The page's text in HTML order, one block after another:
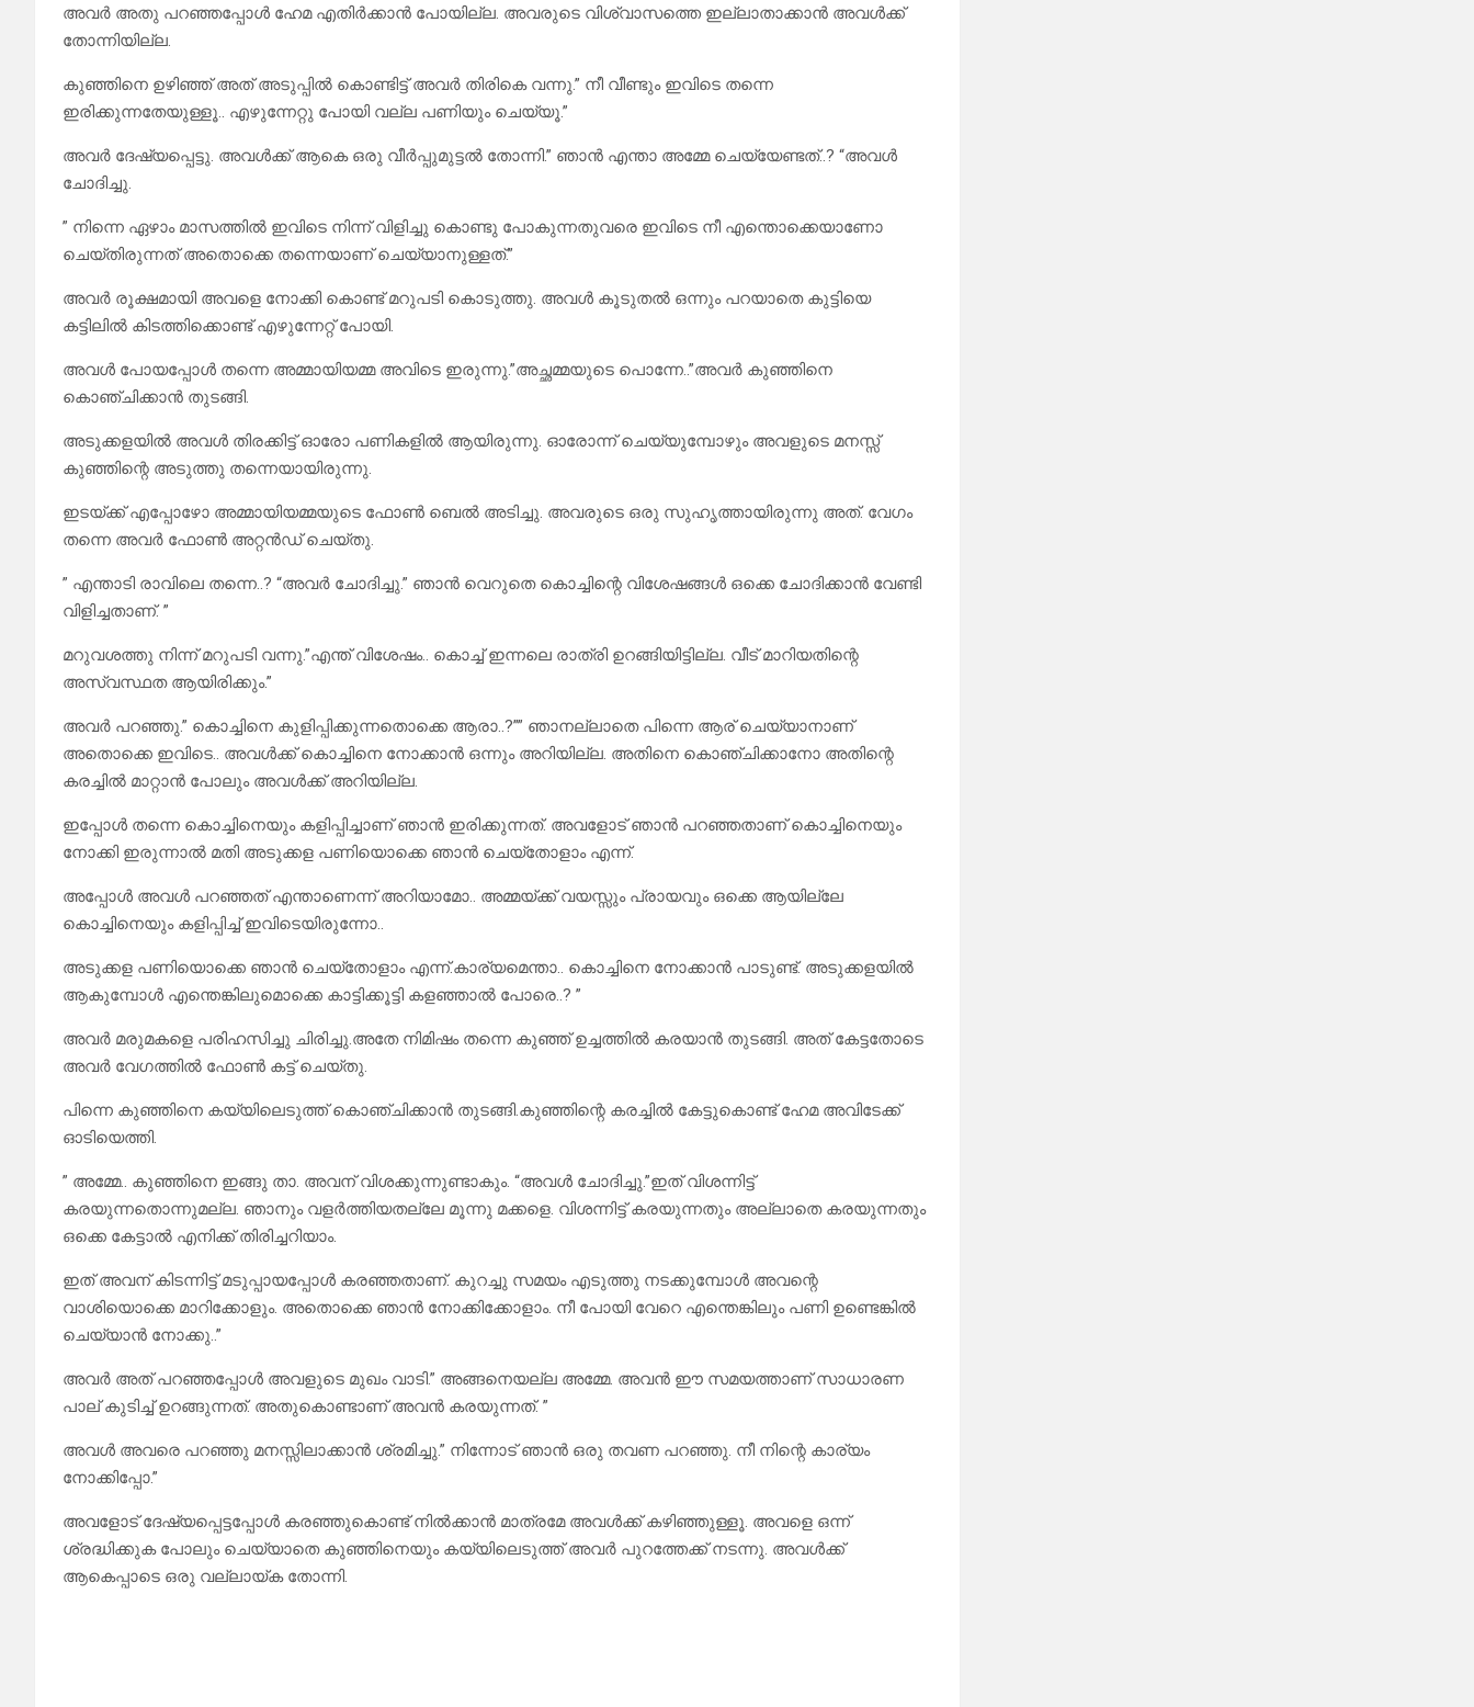
അവർ അതു പറഞ്ഞപ്പോൾ ഹേമ എതിർക്കാൻ പോയില്ല. അവരുടെ വിശ്വാസത്തെ ഇല്ലാതാക്കാൻ അവൾക്ക്
തോന്നിയില്ല.
കുഞ്ഞിനെ ഉഴിഞ്ഞ് അത് അടുപ്പിൽ കൊണ്ടിട്ട് അവർ തിരികെ വന്നു.” നീ വീണ്ടും ഇവിടെ തന്നെ
ഇരിക്കുന്നതേയുള്ളൂ.. എഴുന്നേറ്റു പോയി വല്ല പണിയും ചെയ്യൂ.”
അവർ ദേഷ്യപ്പെട്ടു. അവൾക്ക് ആകെ ഒരു വീർപ്പുമുട്ടൽ തോന്നി.” ഞാൻ എന്താ അമ്മേ ചെയ്യേണ്ടത്..? “അവൾ
ചോദിച്ചു.
” നിന്നെ ഏഴാം മാസത്തിൽ ഇവിടെ നിന്ന് വിളിച്ചു കൊണ്ടു പോകുന്നതുവരെ ഇവിടെ നീ എന്തൊക്കെയാണോ
ചെയ്തിരുന്നത് അതൊക്കെ തന്നെയാണ് ചെയ്യാനുള്ളത്.”
അവർ രൂക്ഷമായി അവളെ നോക്കി കൊണ്ട് മറുപടി കൊടുത്തു. അവൾ കൂടുതൽ ഒന്നും പറയാതെ കുട്ടിയെ
കട്ടിലിൽ കിടത്തിക്കൊണ്ട് എഴുന്നേറ്റ് പോയി.
അവൾ പോയപ്പോൾ തന്നെ അമ്മായിയമ്മ അവിടെ ഇരുന്നു.”അച്ഛമ്മയുടെ പൊന്നേ..”അവർ കുഞ്ഞിനെ
കൊഞ്ചിക്കാൻ തുടങ്ങി.
അടുക്കളയിൽ അവൾ തിരക്കിട്ട് ഓരോ പണികളിൽ ആയിരുന്നു. ഓരോന്ന് ചെയ്യുമ്പോഴും അവളുടെ മനസ്സ്
കുഞ്ഞിന്റെ അടുത്തു തന്നെയായിരുന്നു.
ഇടയ്ക്ക് എപ്പോഴോ അമ്മായിയമ്മയുടെ ഫോൺ ബെൽ അടിച്ചു. അവരുടെ ഒരു സുഹൃത്തായിരുന്നു അത്. വേഗം
തന്നെ അവർ ഫോൺ അറ്റൻഡ് ചെയ്തു.
” എന്താടി രാവിലെ തന്നെ..? “അവർ ചോദിച്ചു.” ഞാൻ വെറുതെ കൊച്ചിന്റെ വിശേഷങ്ങൾ ഒക്കെ ചോദിക്കാൻ വേണ്ടി
വിളിച്ചതാണ്. ”
മറുവശത്തു നിന്ന് മറുപടി വന്നു.”എന്ത് വിശേഷം.. കൊച്ച് ഇന്നലെ രാത്രി ഉറങ്ങിയിട്ടില്ല. വീട് മാറിയതിന്റെ
അസ്വസ്ഥത ആയിരിക്കും.”
അവർ പറഞ്ഞു.” കൊച്ചിനെ കുളിപ്പിക്കുന്നതൊക്കെ ആരാ..?”” ഞാനല്ലാതെ പിന്നെ ആര് ചെയ്യാനാണ്
അതൊക്കെ ഇവിടെ.. അവൾക്ക് കൊച്ചിനെ നോക്കാൻ ഒന്നും അറിയില്ല. അതിനെ കൊഞ്ചിക്കാനോ അതിന്റെ
കരച്ചിൽ മാറ്റാൻ പോലും അവൾക്ക് അറിയില്ല.
ഇപ്പോൾ തന്നെ കൊച്ചിനെയും കളിപ്പിച്ചാണ് ഞാൻ ഇരിക്കുന്നത്. അവളോട് ഞാൻ പറഞ്ഞതാണ് കൊച്ചിനെയും
നോക്കി ഇരുന്നാൽ മതി അടുക്കള പണിയൊക്കെ ഞാൻ ചെയ്തോളാം എന്ന്.
അപ്പോൾ അവൾ പറഞ്ഞത് എന്താണെന്ന് അറിയാമോ.. അമ്മയ്ക്ക് വയസ്സും പ്രായവും ഒക്കെ ആയില്ലേ
കൊച്ചിനെയും കളിപ്പിച്ച് ഇവിടെയിരുന്നോ..
അടുക്കള പണിയൊക്കെ ഞാൻ ചെയ്തോളാം എന്ന്.കാര്യമെന്താ.. കൊച്ചിനെ നോക്കാൻ പാടുണ്ട്. അടുക്കളയിൽ
ആകുമ്പോൾ എന്തെങ്കിലുമൊക്കെ കാട്ടിക്കൂട്ടി കളഞ്ഞാൽ പോരെ..? ”
അവർ മരുമകളെ പരിഹസിച്ചു ചിരിച്ചു.അതേ നിമിഷം തന്നെ കുഞ്ഞ് ഉച്ചത്തിൽ കരയാൻ തുടങ്ങി. അത് കേട്ടതോടെ
അവർ വേഗത്തിൽ ഫോൺ കട്ട് ചെയ്തു.
പിന്നെ കുഞ്ഞിനെ കയ്യിലെടുത്ത് കൊഞ്ചിക്കാൻ തുടങ്ങി.കുഞ്ഞിന്റെ കരച്ചിൽ കേട്ടുകൊണ്ട് ഹേമ അവിടേക്ക്
ഓടിയെത്തി.
” അമ്മേ.. കുഞ്ഞിനെ ഇങ്ങു താ. അവന് വിശക്കുന്നുണ്ടാകും. “അവൾ ചോദിച്ചു.”ഇത് വിശന്നിട്ട്
കരയുന്നതൊന്നുമല്ല. ഞാനും വളർത്തിയതല്ലേ മൂന്നു മക്കളെ. വിശന്നിട്ട് കരയുന്നതും അല്ലാതെ കരയുന്നതും
ഒക്കെ കേട്ടാൽ എനിക്ക് തിരിച്ചറിയാം.
ഇത് അവന് കിടന്നിട്ട് മടുപ്പായപ്പോൾ കരഞ്ഞതാണ്. കുറച്ചു സമയം എടുത്തു നടക്കുമ്പോൾ അവന്റെ
വാശിയൊക്കെ മാറിക്കോളും. അതൊക്കെ ഞാൻ നോക്കിക്കോളാം. നീ പോയി വേറെ എന്തെങ്കിലും പണി ഉണ്ടെങ്കിൽ
ചെയ്യാൻ നോക്കു..”
അവർ അത് പറഞ്ഞപ്പോൾ അവളുടെ മുഖം വാടി.” അങ്ങനെയല്ല അമ്മേ. അവൻ ഈ സമയത്താണ് സാധാരണ
പാല് കുടിച്ച് ഉറങ്ങുന്നത്. അതുകൊണ്ടാണ് അവൻ കരയുന്നത്. ”
അവൾ അവരെ പറഞ്ഞു മനസ്സിലാക്കാൻ ശ്രമിച്ചു.” നിന്നോട് ഞാൻ ഒരു തവണ പറഞ്ഞു. നീ നിന്റെ കാര്യം
നോക്കിപ്പോ.”
അവളോട് ദേഷ്യപ്പെട്ടപ്പോൾ കരഞ്ഞുകൊണ്ട് നിൽക്കാൻ മാത്രമേ അവൾക്ക് കഴിഞ്ഞുള്ളൂ. അവളെ ഒന്ന്
ശ്രദ്ധിക്കുക പോലും ചെയ്യാതെ കുഞ്ഞിനെയും കയ്യിലെടുത്ത് അവർ പുറത്തേക്ക് നടന്നു. അവൾക്ക്
ആകെപ്പാടെ ഒരു വല്ലായ്ക തോന്നി.